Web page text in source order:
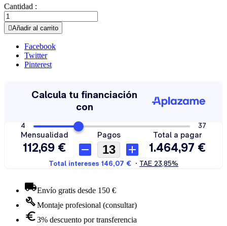
Cantidad :
Añadir al carrito
Facebook
Twitter
Pinterest
Envío gratis desde 150 €
Montaje profesional (consultar)
3% descuento por transferencia